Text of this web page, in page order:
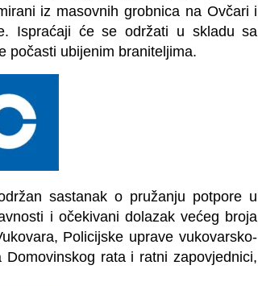
iz masovnih grobnica na Ovčari i
Ispraćaji će se održati u skladu sa
počasti ubijenim braniteljima.
sastanak o pružanju potpore u
i očekivani dolazak većeg broja
Policijske uprave vukovarsko-
rata i ratni zapovjednici,